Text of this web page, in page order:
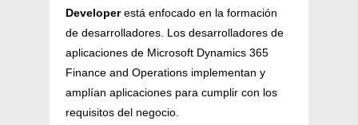
Developer está enfocado en la formación
de desarrolladores. Los desarrolladores de
aplicaciones de Microsoft Dynamics 365
Finance and Operations implementan y
amplían aplicaciones para cumplir con los
requisitos del negocio.